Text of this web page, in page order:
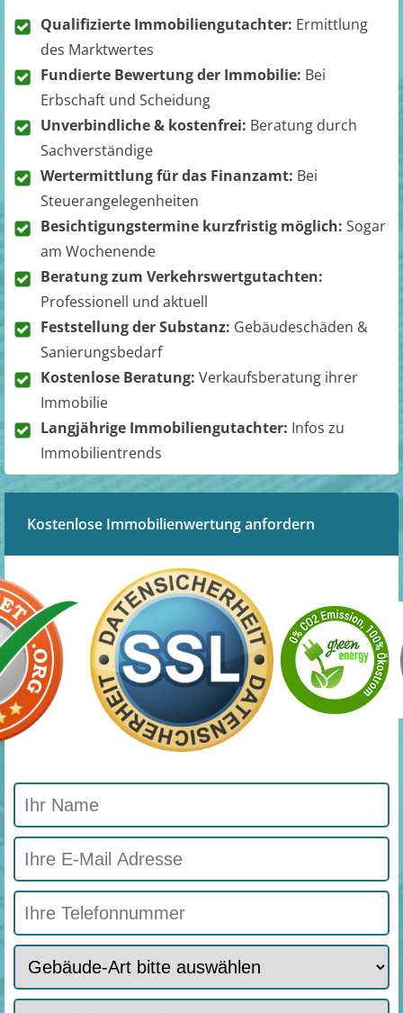
Qualifizierte Immobiliengutachter: Ermittlung
des Marktwertes
Fundierte Bewertung der Immobilie: Bei
Erbschaft und Scheidung
Unverbindliche & kostenfrei: Beratung durch
Sachverständige
Wertermittlung für das Finanzamt: Bei
Steuerangelegenheiten
Besichtigungstermine kurzfristig möglich: Sogar
am Wochenende
Beratung zum Verkehrswertgutachten:
Professionell und aktuell
Feststellung der Substanz: Gebäudeschäden &
Sanierungsbedarf
Kostenlose Beratung: Verkaufsberatung ihrer
Immobilie
Langjährige Immobiliengutachter: Infos zu
Immobilientrends
Kostenlose Immobilienwertung anfordern